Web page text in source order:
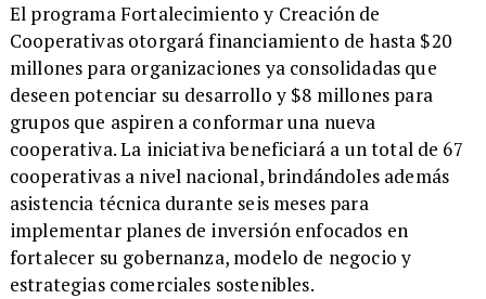
El programa Fortalecimiento y Creación de
Cooperativas otorgará financiamiento de hasta $20
millones para organizaciones ya consolidadas que
deseen potenciar su desarrollo y $8 millones para
grupos que aspiren a conformar una nueva
cooperativa. La iniciativa beneficiará a un total de 67
cooperativas a nivel nacional, brindándoles además
asistencia técnica durante seis meses para
implementar planes de inversión enfocados en
fortalecer su gobernanza, modelo de negocio y
estrategias comerciales sostenibles.